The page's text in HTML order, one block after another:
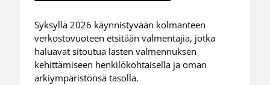
Syksyllä 2026 käynnistyvään kolmanteen
verkostovuoteen etsitään valmentajia, jotka
haluavat sitoutua lasten valmennuksen
kehittämiseen henkilökohtaisella ja oman
arkiympäristönsä tasolla.